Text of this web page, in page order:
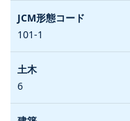
101-1
6